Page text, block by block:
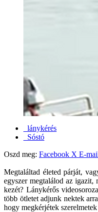
lánykérés
Sóstó
Oszd meg: Facebook X E-
Megtaláltad életed párját,
egyszer megtalálod az
kezét? Lánykérős
több ötletet adjunk nektek
hogy megkérjétek